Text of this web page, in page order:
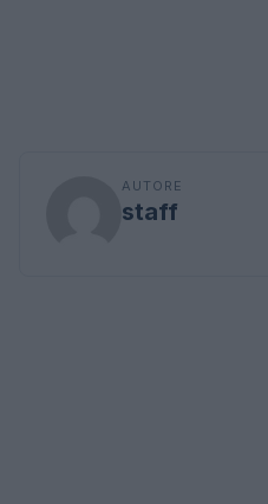
AUTORE
staff